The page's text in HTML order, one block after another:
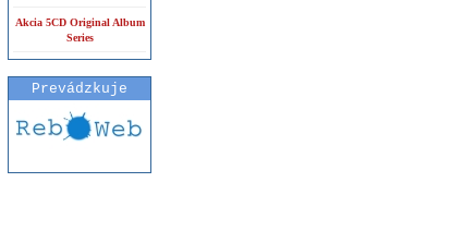
Akcia 5CD Original Album
Series
Prevádzkuje